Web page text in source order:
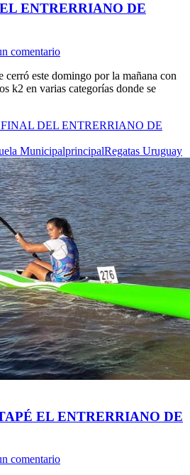
ENTRERRIANO DE
comentario
cerró este domingo por la mañana con
k2 en varias categorías donde se
DEL ENTRERRIANO DE
MunicipalprincipalRegatas Uruguay
EL ENTRERRIANO DE
comentario